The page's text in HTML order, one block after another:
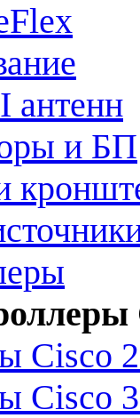
антенн
и БП
Cisco
Cisco